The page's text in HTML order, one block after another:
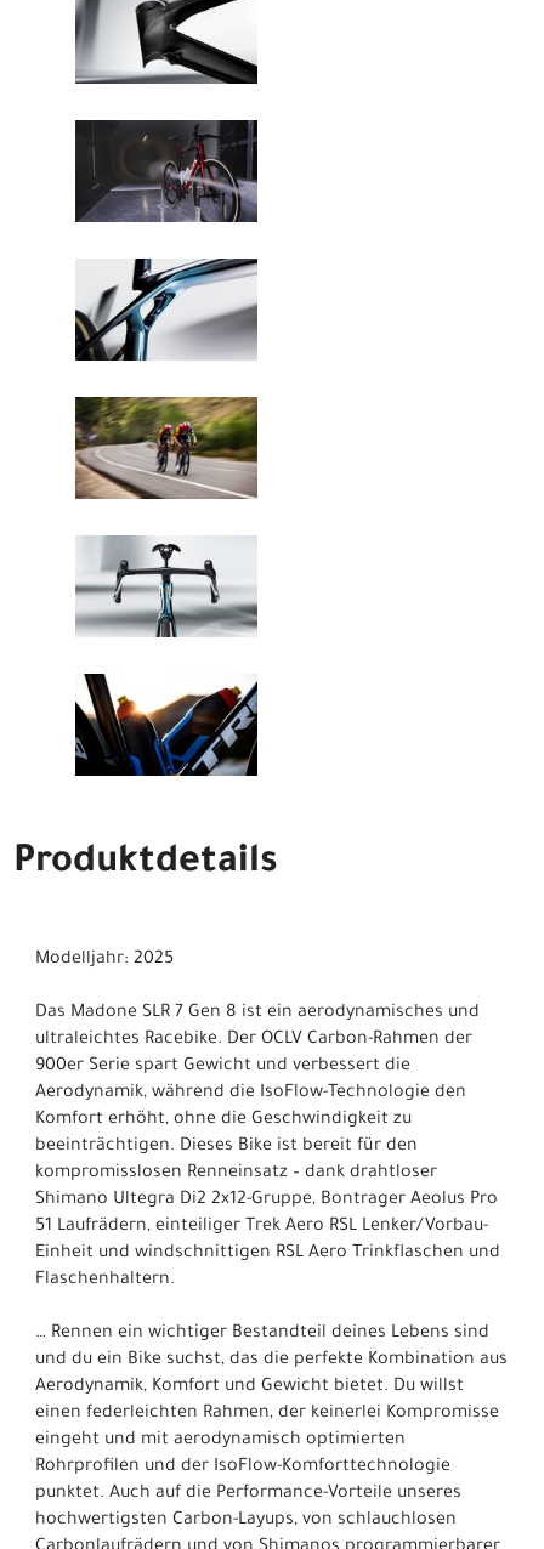
Produktdetails
Modelljahr: 2025
Das Madone SLR 7 Gen 8 ist ein aerodynamisches und
ultraleichtes Racebike. Der OCLV Carbon-Rahmen der
900er Serie spart Gewicht und verbessert die
Aerodynamik, während die IsoFlow-Technologie den
Komfort erhöht, ohne die Geschwindigkeit zu
beeinträchtigen. Dieses Bike ist bereit für den
kompromisslosen Renneinsatz – dank drahtloser
Shimano Ultegra Di2 2x12-Gruppe, Bontrager Aeolus Pro
51 Laufrädern, einteiliger Trek Aero RSL Lenker/Vorbau-
Einheit und windschnittigen RSL Aero Trinkflaschen und
Flaschenhaltern.
… Rennen ein wichtiger Bestandteil deines Lebens sind
und du ein Bike suchst, das die perfekte Kombination aus
Aerodynamik, Komfort und Gewicht bietet. Du willst
einen federleichten Rahmen, der keinerlei Kompromisse
eingeht und mit aerodynamisch optimierten
Rohrprofilen und der IsoFlow-Komforttechnologie
punktet. Auch auf die Performance-Vorteile unseres
hochwertigsten Carbon-Layups, von schlauchlosen